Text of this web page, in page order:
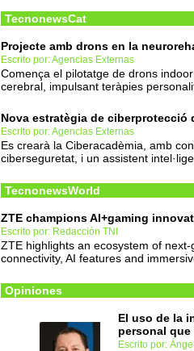
TecnonewsCat
Projecte amb drons en la
Escrito por: Agencias Externas
Comença el pilotatge de drons
cerebral, impulsant teràpies
Nova estratègia de
Escrito por: Agencias Externas
Es crearà la Ciberacadèmia, amb
ciberseguretat, i un assistent
TecnonewsWorld
ZTE champions AI+gaming
Escrito por: Redacción TNI
ZTE highlights an ecosystem of
connectivity, AI features and
Opiniones
El uso de la
personal
Escrito por: